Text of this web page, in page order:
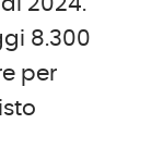
2024.
8.300
per